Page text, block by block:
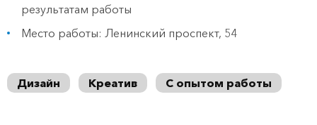
результатам работы
Место работы: Ленинский проспект, 54
Дизайн Креатив С опытом работы